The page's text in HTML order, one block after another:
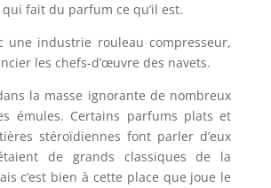
fait du parfum ce qu’il est.
une industrie rouleau compresseur,
les chefs-d’œuvre des navets.
la masse ignorante de nombreux
émules. Certains parfums plats et
stéroïdiennes font parler d’eux
de grands classiques de la
c’est bien à cette place que joue le